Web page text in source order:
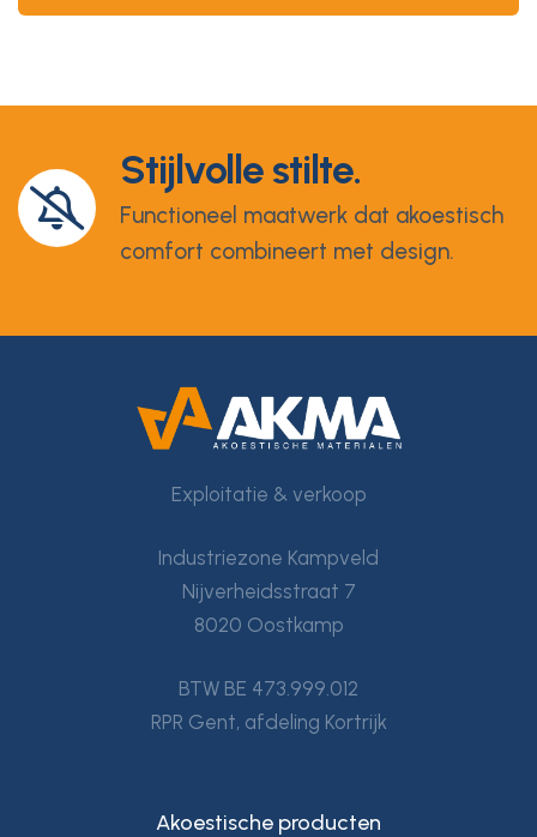
Stijlvolle stilte.
Functioneel maatwerk dat akoestisch
comfort combineert met design.
Exploitatie & verkoop
Industriezone Kampveld
Nijverheidsstraat 7
8020 Oostkamp
BTW BE 473.999.012
RPR Gent, afdeling Kortrijk
Akoestische producten